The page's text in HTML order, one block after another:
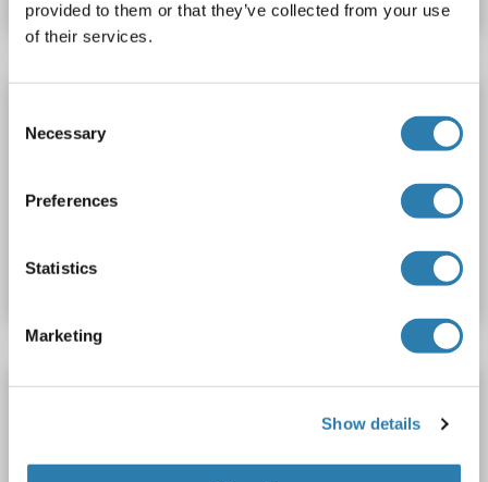
provided to them or that they’ve collected from your use
of their services.
Selection
Necessary
Preferences
Statistics
Marketing
Show details
CMTM8 Reactivité: Porc
Fiche technique
CMTM8 Kit ELISA
Colorimetric
Competition ELISA
1.0-25 ng/mL